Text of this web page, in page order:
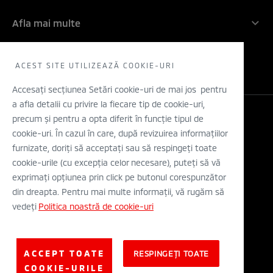
Inovatie
Electric
Concept cars
Stiri
Afla mai multe
Solicita un TEST DRIVE
Retea dealeri
Descarca o brosura
Configurator
Legal si Protectia Datelor cu Caracter Personal
Termeni si conditii
A.N.P.C.
Eticheta Europeana a Anvelopelor
Solutionarea alternativa a litigiilor
Solutionarea online a litigiilor
ACEST SITE UTILIZEAZĂ COOKIE-URI
Accesați secțiunea Setări cookie-uri de mai jos pentru
a afla detalii cu privire la fiecare tip de cookie-uri,
precum și pentru a opta diferit în funcție tipul de
cookie-uri. În cazul în care, după revizuirea informațiilor
furnizate, doriți să acceptați sau să respingeți toate
cookie-urile (cu excepția celor necesare), puteți să vă
exprimați opțiunea prin click pe butonul corespunzător
din dreapta. Pentru mai multe informații, vă rugăm să
vedeți Politica noastră de cookie-uri
ACCEPT TOATE
COOKIE-URILE
RESPINGEȚI TOATE